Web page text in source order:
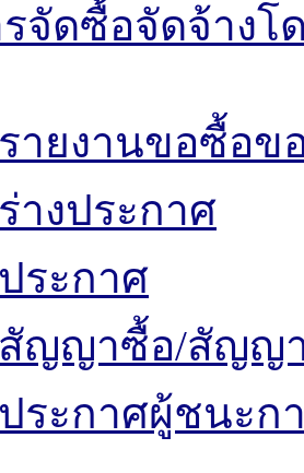
จัดซื้อจัดจ้าง
รายงานขอซื้อข
ร่างประกาศ
ประกาศ
สัญญาซื้อ/สัญญ
ประกาศผู้ชนะก